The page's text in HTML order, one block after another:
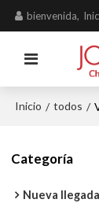
bienvenida,
Inicio / todos /
Categoría
Nueva llegada